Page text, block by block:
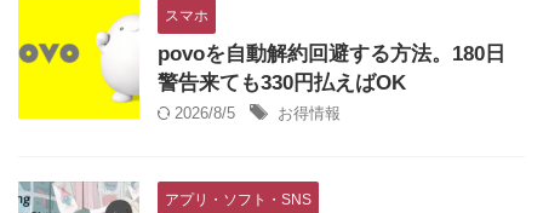
スマホ
povoを自動解約回避する方法。180日
警告来ても330円払えばOK
2026/8/5 お得情報
アプリ・ソフト・SNS